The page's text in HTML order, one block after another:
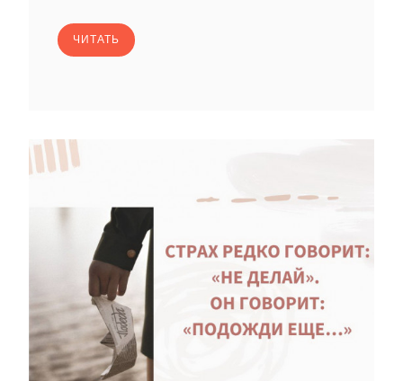
ЧИТАТЬ